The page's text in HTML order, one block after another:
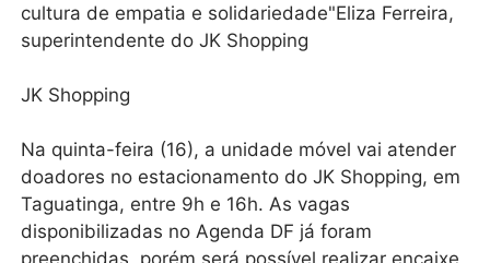
cultura de empatia e solidariedade"Eliza Ferreira,
superintendente do JK Shopping
JK Shopping
Na quinta-feira (16), a unidade móvel vai atender
doadores no estacionamento do JK Shopping, em
Taguatinga, entre 9h e 16h. As vagas
disponibilizadas no Agenda DF já foram
preenchidas, porém será possível realizar encaixe